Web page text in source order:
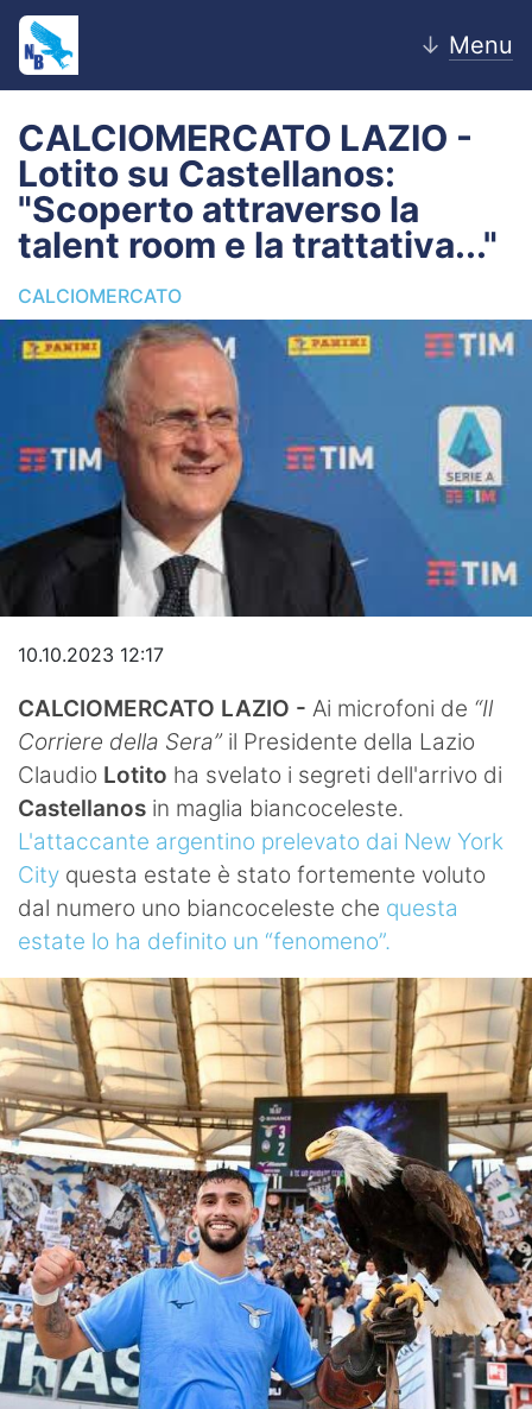
↓ Menu
Home
News
Editoriale
Pagelle
Settore Giovanile
Lazio Women
Calciomercato
Video
CALCIOMERCATO LAZIO -
Lotito su Castellanos:
"Scoperto attraverso la
talent room e la trattativa..."
CALCIOMERCATO
10.10.2023 12:17
CALCIOMERCATO LAZIO - Ai microfoni de “Il
Corriere della Sera”il Presidente della Lazio
Claudio Lotito ha svelato i segreti dell'arrivo di
Castellanos in maglia biancoceleste.
L'attaccante argentino prelevato dai New York
City questa estate è stato fortemente voluto
dal numero uno biancoceleste che questa
estate lo ha definito un “fenomeno”.